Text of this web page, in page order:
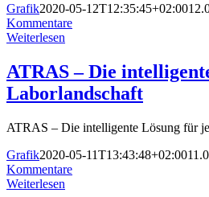
Grafik2020-05-12T12:35:45+02:00
Kommentare
Weiterlesen
ATRAS – Die
Laborlandschaft
ATRAS – Die intelligente Lösung für
Grafik2020-05-11T13:43:48+02:00
Kommentare
Weiterlesen